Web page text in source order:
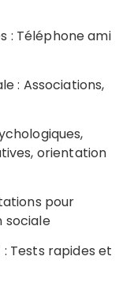
: Téléphone ami
: Associations,
orientation
pour
sociale
Tests rapides et